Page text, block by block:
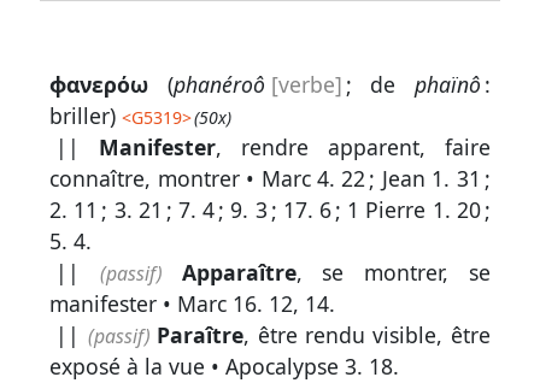
ϕανερόω (phanéroô [verbe] ; de phaïnô :
briller)<G5319>(50x)
|| Manifester, rendre apparent, faire
connaître, montrer • Marc 4. 22; Jean 1. 31 ;
2. 11 ; 3. 21 ; 7. 4; 9. 3 ; 17. 6; 1 Pierre 1. 20;
5. 4.
|| (passif) Apparaître, se montrer, se
manifester • Marc 16. 12, 14.
|| (passif) Paraître, être rendu visible, être
exposé à la vue •Apocalypse 3. 18.
Lexique
Recherche
grec
Rechercher
par
code
strong